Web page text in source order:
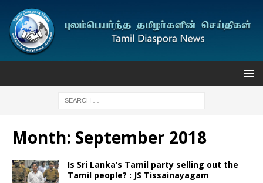
Month: September 2018
Is Sri Lanka’s Tamil party selling out the
Tamil people? : JS Tissainayagam